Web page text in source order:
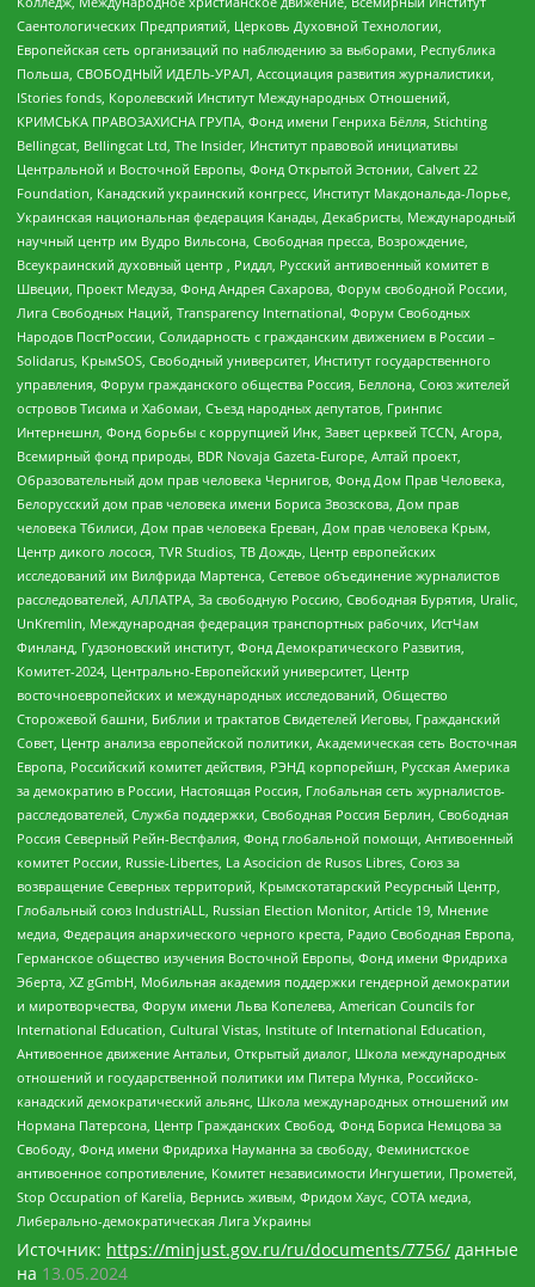
Саентологических Предприятий, Церковь Духовной Технологии,
Европейская сеть организаций по наблюдению за выборами, Республика
Польша, СВОБОДНЫЙ ИДЕЛЬ-УРАЛ, Ассоциация развития журналистики,
IStories fonds, Королевский Институт Международных Отношений,
КРИМСЬКА ПРАВОЗАХИСНА ГРУПА, Фонд имени Генриха Бёлля, Stichting
Bellingcat, Bellingcat Ltd, The Insider, Институт правовой инициативы
Центральной и Восточной Европы, Фонд Открытой Эстонии, Calvert 22
Foundation, Канадский украинский конгресс, Институт Макдональда-Лорье,
Украинская национальная федерация Канады, Декабристы, Международный
научный центр им Вудро Вильсона, Свободная пресса, Возрождение,
Всеукраинский духовный центр , Риддл, Русский антивоенный комитет в
Швеции, Проект Медуза, Фонд Андрея Сахарова, Форум свободной России,
Лига Свободных Наций, Transparеncy International, Форум Свободных
Народов ПостРоссии, Солидарность с гражданским движением в России –
Solidarus, КрымSOS, Свободный университет, Институт государственного
управления, Форум гражданского общества Россия, Беллона, Союз жителей
островов Тисима и Хабомаи, Съезд народных депутатов, Гринпис
Интернешнл, Фонд борьбы с коррупцией Инк, Завет церквей TCCN, Агора,
Всемирный фонд природы, BDR Novaja Gazeta-Europe, Алтай проект,
Образовательный дом прав человека Чернигов, Фонд Дом Прав Человека,
Белорусский дом прав человека имени Бориса Звозскова, Дом прав
человека Тбилиси, Дом прав человека Ереван, Дом прав человека Крым,
Центр дикого лосося, TVR Studios, ТВ Дождь, Центр европейских
исследований им Вилфрида Мартенса, Сетевое объединение журналистов
расследователей, АЛЛАТРА, За свободную Россию, Свободная Бурятия, Uralic,
UnKremlin, Международная федерация транспортных рабочих, ИстЧам
Финланд, Гудзоновский институт, Фонд Демократического Развития,
Комитет-2024, Центрально-Европейский университет, Центр
восточноевропейских и международных исследований, Общество
Сторожевой башни, Библии и трактатов Свидетелей Иеговы, Гражданский
Совет, Центр анализа европейской политики, Академическая сеть Восточная
Европа, Российский комитет действия, РЭНД корпорейшн, Русская Америка
за демократию в России, Настоящая Россия, Глобальная сеть журналистов-
расследователей, Служба поддержки, Свободная Россия Берлин, Свободная
Россия Северный Рейн-Вестфалия, Фонд глобальной помощи, Антивоенный
комитет России, Russie-Libertes, La Asocicion de Rusos Libres, Союз за
возвращение Северных территорий, Крымскотатарский Ресурсный Центр,
Глобальный союз IndustriALL, Russian Election Monitor, Article 19, Мнение
медиа, Федерация анархического черного креста, Радио Свободная Европа,
Германское общество изучения Восточной Европы, Фонд имени Фридриха
Эберта, XZ gGmbH, Мобильная академия поддержки гендерной демократии
и миротворчества, Форум имени Льва Копелева, American Councils for
International Education, Cultural Vistas, Institute of International Education,
Антивоенное движение Антальи, Открытый диалог, Школа международных
отношений и государственной политики им Питера Мунка, Российско-
канадский демократический альянс, Школа международных отношений им
Нормана Патерсона, Центр Гражданских Свобод, Фонд Бориса Немцова за
Свободу, Фонд имени Фридриха Науманна за свободу, Феминистское
антивоенное сопротивление, Комитет независимости Ингушетии, Прометей,
Stop Occupation of Karelia, Вернись живым, Фридом Хаус, СОТА медиа,
Либерально-демократическая Лига Украины
Источник: https://minjust.gov.ru/ru/documents/7756/ данные
на 13.05.2024